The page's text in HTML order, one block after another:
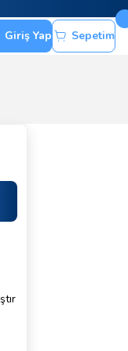
Giriş Yap
Sepetim